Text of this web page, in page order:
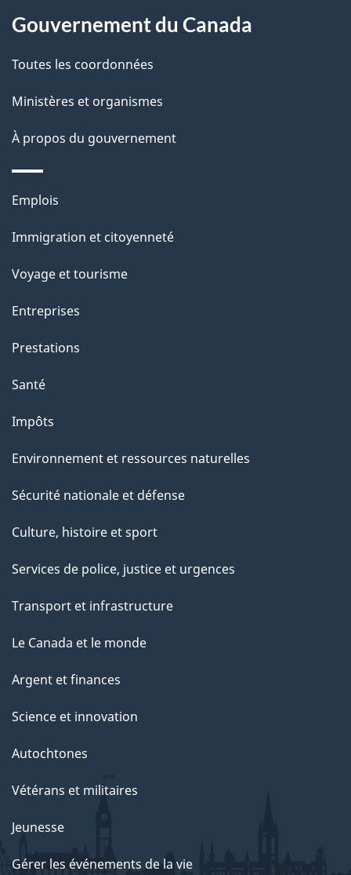
d
e
p
a
site
Gouvernement du Canada
Toutes les coordonnées
Ministères et organismes
À propos du gouvernement
Thèmes
sujets
Emplois
Immigration et citoyenneté
Voyage et tourisme
Entreprises
Prestations
Santé
Impôts
Environnement et ressources naturelles
Sécurité nationale et défense
Culture, histoire et sport
Services de police, justice et urgences
Transport et infrastructure
Le Canada et le monde
Argent et finances
Science et innovation
Autochtones
Vétérans et militaires
Jeunesse
Gérer les événements de la vie